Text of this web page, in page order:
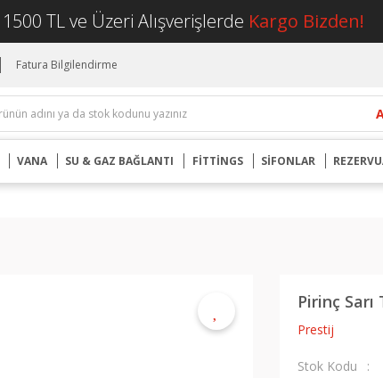
1500 TL ve Üzeri Alışverişlerde Kargo Bizden!
Fatura Bilgilendirme
VANA SU & GAZ BAĞLANTI FİTTİNGS SİFONLAR
Pirinç
Prestij
Stok Kodu